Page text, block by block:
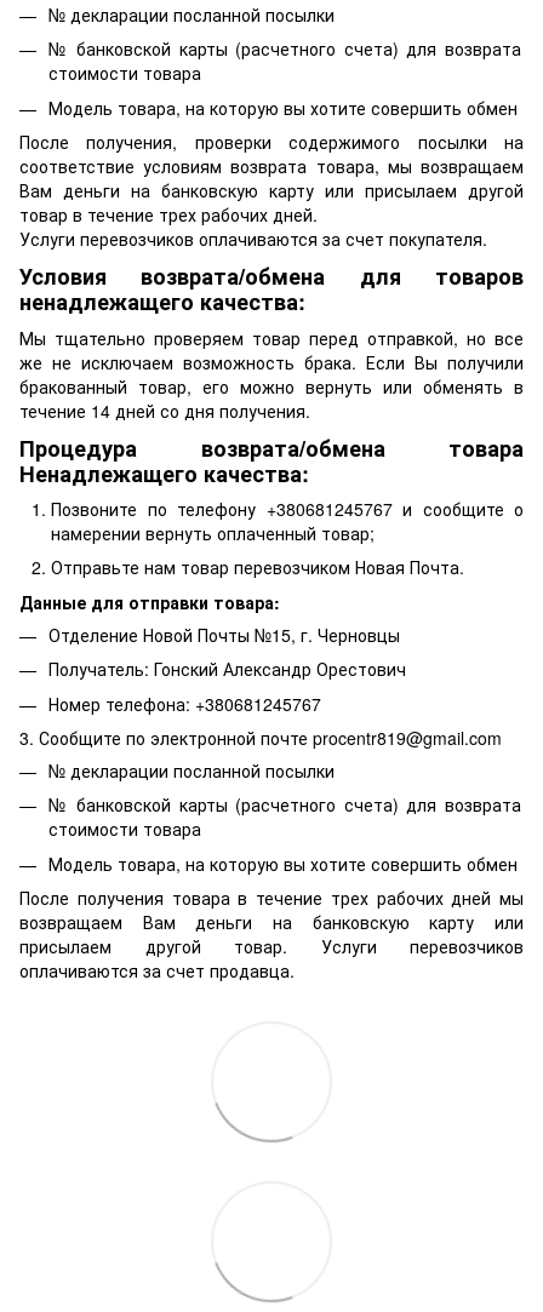
№ декларации посланной посылки
№ банковской карты (расчетного счета) для возврата
стоимости товара
Модель товара, на которую вы хотите совершить обмен
После получения, проверки содержимого посылки на
соответствие условиям возврата товара, мы возвращаем
Вам деньги на банковскую карту или присылаем другой
товар в течение трех рабочих дней.
Услуги перевозчиков оплачиваются за счет покупателя.
Условия возврата/обмена для товаров
ненадлежащего качества:
Мы тщательно проверяем товар перед отправкой, но все
же не исключаем возможность брака. Если Вы получили
бракованный товар, его можно вернуть или обменять в
течение 14 дней со дня получения.
Процедура возврата/обмена товара
Ненадлежащего качества:
Позвоните по телефону +380681245767 и сообщите о
намерении вернуть оплаченный товар;
Отправьте нам товар перевозчиком Новая Почта.
Данные для отправки товара:
Отделение Новой Почты №15, г. Черновцы
Получатель: Гонский Александр Орестович
Номер телефона: +380681245767
3. Сообщите по электронной почте procentr819@gmail.com
№ декларации посланной посылки
№ банковской карты (расчетного счета) для возврата
стоимости товара
Модель товара, на которую вы хотите совершить обмен
После получения товара в течение трех рабочих дней мы
возвращаем Вам деньги на банковскую карту или
присылаем другой товар. Услуги перевозчиков
оплачиваются за счет продавца.